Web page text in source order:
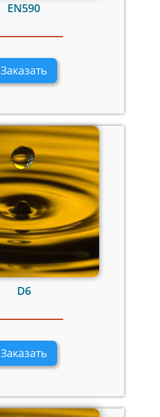
EN590
Заказать
D6
Заказать